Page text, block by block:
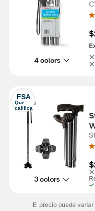
4 colors
FSA
Que
califica
3 colors
El precio puede